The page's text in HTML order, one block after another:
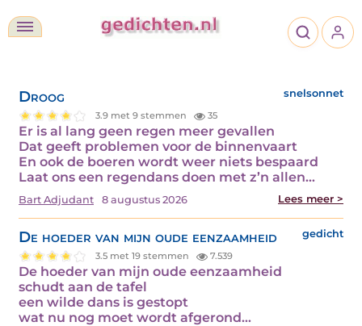
Droog snelsonnet
3.9 met 9 stemmen 35
Er is al lang geen regen meer gevallen
Dat geeft problemen voor de binnenvaart
En ook de boeren wordt weer niets bespaard
Laat ons een regendans doen met z’n allen…
Bart Adjudant 8 augustus 2026 Lees meer >
De hoeder van mijn oude eenzaamheid gedicht
3.5 met 19 stemmen 7.539
De hoeder van mijn oude eenzaamheid
schudt aan de tafel
een wilde dans is gestopt
wat nu nog moet wordt afgerond…